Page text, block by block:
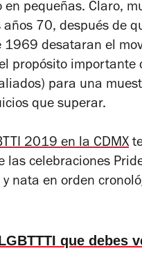
pequeñas. Claro,
70, después de
1969 desataran el
propósito
para una
que superar.
2019 en la CDMX
las celebraciones
nata en orden
que debes